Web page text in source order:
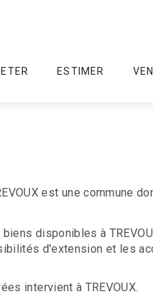
ESTIMER
est une commune
disponibles à
d'extension et les
intervient à TREVOUX.